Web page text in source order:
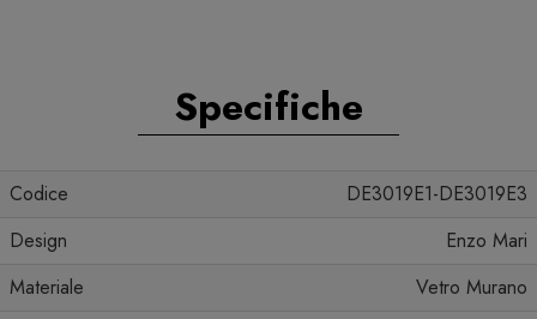
Specifiche
Codice
DE3019E1-DE3019E3
Design
Enzo Mari
Materiale
Vetro Murano